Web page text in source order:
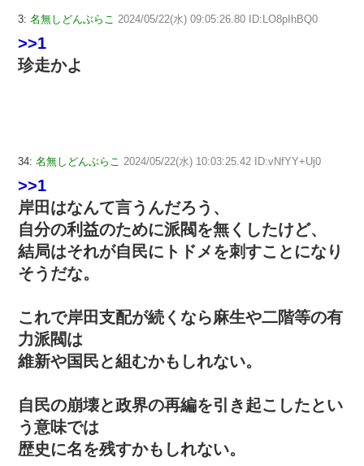
3: 名無しどんぶらこ 2024/05/22(水) 09:05:26.80 ID:LO8pIhBQ0
>>1
珍走かよ
34: 名無しどんぶらこ 2024/05/22(水) 10:03:25.42 ID:vNfYY+Uj0
>>1
岸田はなんて言うんだろう、
自分の利益のために派閥を無くしたけど、
結局はそれが自民にトドメを刺すことになり
そうだな。
これで岸田支配が続くなら麻生や二階等の有
力派閥は
維新や国民と組むかもしれない。
自民の崩壊と政界の再編を引き起こしたとい
う意味では
歴史に名を残すかもしれない。